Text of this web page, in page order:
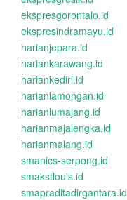
ekspresgorontalo.id
ekspresindramayu.id
harianjepara.id
hariankarawang.id
hariankediri.id
harianlamongan.id
harianlumajang.id
harianmajalengka.id
harianmalang.id
smanics-serpong.id
smakstlouis.id
smapraditadirgantara.id